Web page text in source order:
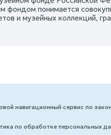
фондом понимается
и музейных коллекций,
навигационный сервис по
по обработке персональных